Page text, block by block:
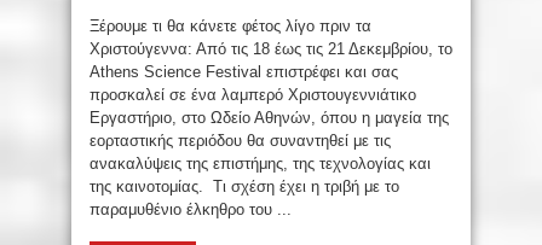
Ξέρουμε τι θα κάνετε φέτος λίγο πριν τα
Χριστούγεννα: Από τις 18 έως τις 21 Δεκεμβρίου, το
Athens Science Festival επιστρέφει και σας
προσκαλεί σε ένα λαμπερό Χριστουγεννιάτικο
Εργαστήριο, στο Ωδείο Αθηνών, όπου η μαγεία της
εορταστικής περιόδου θα συναντηθεί με τις
ανακαλύψεις της επιστήμης, της τεχνολογίας και
της καινοτομίας. Τι σχέση έχει η τριβή με το
παραμυθένιο έλκηθρο του ...